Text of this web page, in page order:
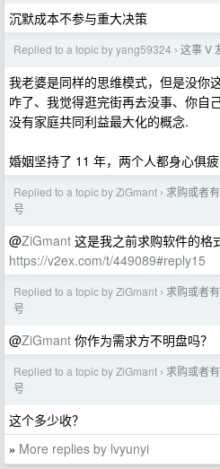
沉默成本不参与重大决策
Replied to a topic by yang59324 › 这事 V
我老婆是同样的思维模式，但是没你
咋了、我觉得逛完街再去没事、你自
没有家庭共同利益最大化的概念.
婚姻坚持了 11 年，两个人都身心俱
Replied to a topic by ZiGmant › 求购或者
号
@ZiGmant 这是我之前求购软件的格
https://v2ex.com/t/449089#reply15
Replied to a topic by ZiGmant › 求购或者
号
@ZiGmant 你作为需求方不明盘吗？
Replied to a topic by ZiGmant › 求购或者
号
这个多少收？
» More replies by lvyunyi